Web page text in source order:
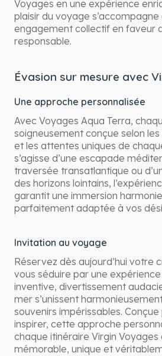
Voyages en une expérience
plaisir du voyage s’accompagne
engagement collectif en faveur
responsable.
Évasion sur mesure avec
Une approche personnalisée
Avec Voyages Aqua Terra,
soigneusement conçue selon les
et les attentes uniques de
s’agisse d’une escapade
traversée transatlantique ou
des horizons lointains,
garantit une immersion
parfaitement adaptée à vos
Invitation au voyage
Réservez dès aujourd’hui votre
vous séduire par une
inventive, divertissement
mer s’unissent
souvenirs impérissables.
inspirer, cette approche
chaque itinéraire Virgin
mémorable, unique et